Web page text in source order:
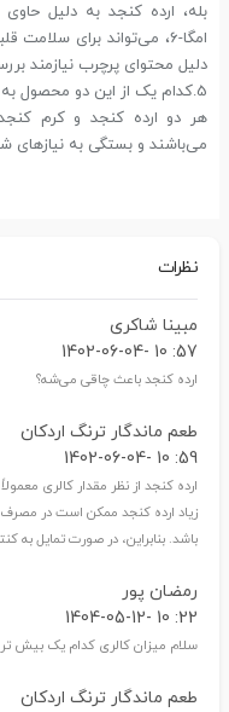
امگا-6، می‌تواند برای
دلیل محتوای پرچرب
5.کدام یک از این دو محصول به عنوان منبع پروتئین مناسب‌تر است؟
هر دو ارده کنجد و کرم
می‌باشند و بستگی به نیاز‌های
نظرات
مبینا شاکری
57: 10 -1402-06-04
ارده کنجد باعث چاقی می‌شه؟
طعم ماندگار ترنگ اردکان
59: 10 -1402-06-04
ارده کنجد از نظر مقدار کالری
زیاد ارده کنجد ممکن است در مصرف
باشد. بنابراین، در صورت تمایل
رمضان پور
22: 10 -1404-05-12
سلام میزان کالری کدام یک بیش
طعم ماندگار ترنگ اردکان